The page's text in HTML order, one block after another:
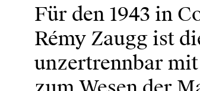
Für den 1943 in
Rémy Zaugg ist
unzertrennbar